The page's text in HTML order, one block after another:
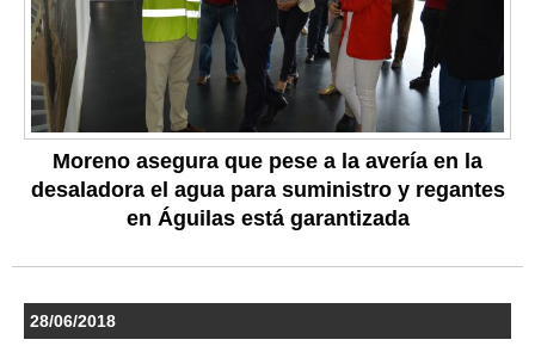
Moreno asegura que pese a la avería en la
desaladora el agua para suministro y regantes
en Águilas está garantizada
28/06/2018